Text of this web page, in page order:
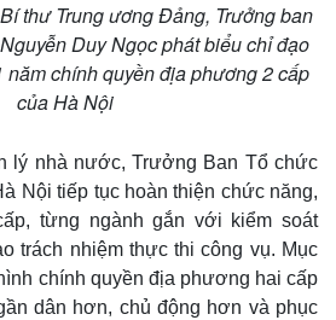
thư Trung ương Đảng, Trưởng ban
Duy Ngọc phát biểu chỉ đạo
năm chính quyền địa phương 2 cấp
của Hà Nội
lý nhà nước, Trưởng Ban Tổ chức
Nội tiếp tục hoàn thiện chức năng,
từng ngành gắn với kiểm soát
trách nhiệm thực thi công vụ. Mục
chính quyền địa phương hai cấp
dân hơn, chủ động hơn và phục